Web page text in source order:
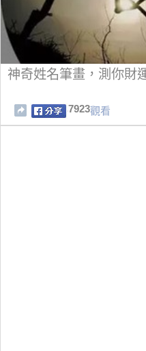
神奇姓名筆畫，測你財
7923觀看